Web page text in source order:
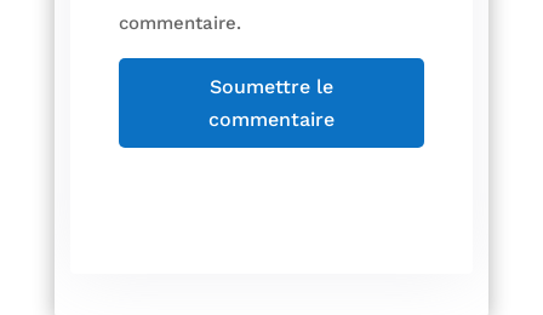
commentaire.
Soumettre le
commentaire